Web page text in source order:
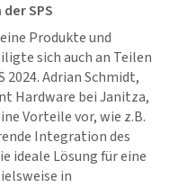
SPS
Produkte und
sich auch an Teilen
2024. Adrian Schmidt,
Hardware bei Janitza,
Vorteile vor, wie z.B.
Integration des
ideale Lösung für eine
in